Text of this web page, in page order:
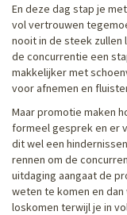
En deze dag stap je
vol vertrouwen
nooit in de steek zullen
de concurrentie een
makkelijker met
voor afnemen en
Maar promotie maken
formeel gesprek en er
dit wel een
rennen om de
uitdaging aangaat de
weten te komen en
loskomen terwijl je in